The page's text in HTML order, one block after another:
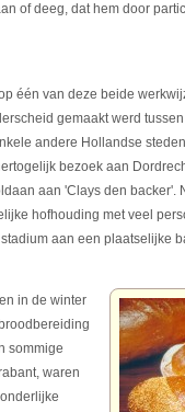
of deeg, dat hem door
één van deze beide
gemaakt werd
andere Hollandse
bezoek aan
aan 'Clays den backer'.
hofhouding met veel
aan een plaatselijke
in de winter
sommige
waren